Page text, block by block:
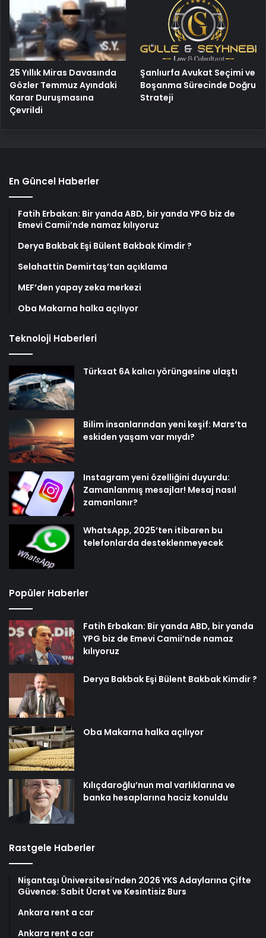
25 Yıllık Miras Davasında
Gözler Temmuz Ayındaki
Karar Duruşmasına
Çevrildi
Şanlıurfa Avukat Seçimi ve
Boşanma Sürecinde Doğru
Strateji
En Güncel Haberler
Fatih Erbakan: Bir yanda ABD, bir yanda YPG biz de
Emevi Camii’nde namaz kılıyoruz
Derya Bakbak Eşi Bülent Bakbak Kimdir ?
Selahattin Demirtaş’tan açıklama
MEF’den yapay zeka merkezi
Oba Makarna halka açılıyor
Teknoloji Haberleri
Türksat 6A kalıcı yörüngesine ulaştı
Bilim insanlarından yeni keşif: Mars’ta
eskiden yaşam var mıydı?
Instagram yeni özelliğini duyurdu:
Zamanlanmış mesajlar! Mesaj nasıl
zamanlanır?
WhatsApp, 2025’ten itibaren bu
telefonlarda desteklenmeyecek
Popüler Haberler
Fatih Erbakan: Bir yanda ABD, bir yanda
YPG biz de Emevi Camii’nde namaz
kılıyoruz
Derya Bakbak Eşi Bülent Bakbak Kimdir ?
Oba Makarna halka açılıyor
Kılıçdaroğlu’nun mal varlıklarına ve
banka hesaplarına haciz konuldu
Rastgele Haberler
Nişantaşı Üniversitesi’nden 2026 YKS Adaylarına Çifte
Güvence: Sabit Ücret ve Kesintisiz Burs
Ankara rent a car
Ankara rent a car